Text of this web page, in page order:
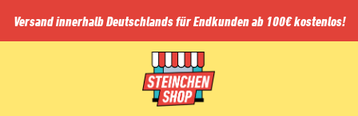
springen
Versand innerhalb Deutschlands für Endkunden ab 100€ kostenlos!